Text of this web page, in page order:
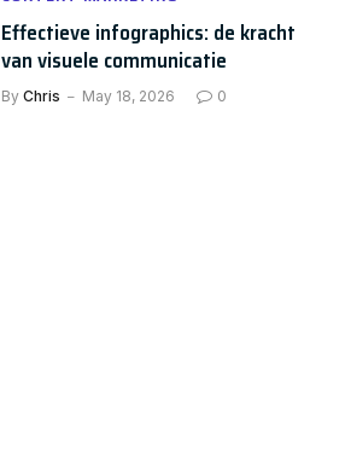
Effectieve infographics: de kracht
van visuele communicatie
By Chris May 18, 2026 0